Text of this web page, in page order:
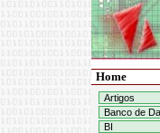
Home
Artigos
Banco de
BI